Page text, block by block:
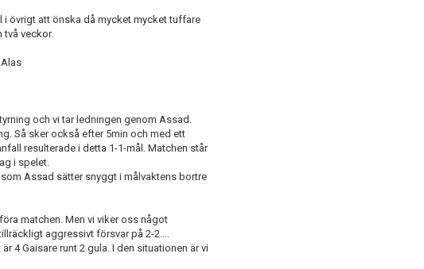
i övrigt att önska då mycket mycket tuffare
två veckor.
och vi tar ledningen genom Assad.
Så sker också efter 5min och med ett
resulterade i detta 1-1-mål. Matchen står
i spelet.
Assad sätter snyggt i målvaktens bortre
matchen. Men vi viker oss något
aggressivt försvar på 2-2....
4 Gaisare runt 2 gula. I den situationen är vi